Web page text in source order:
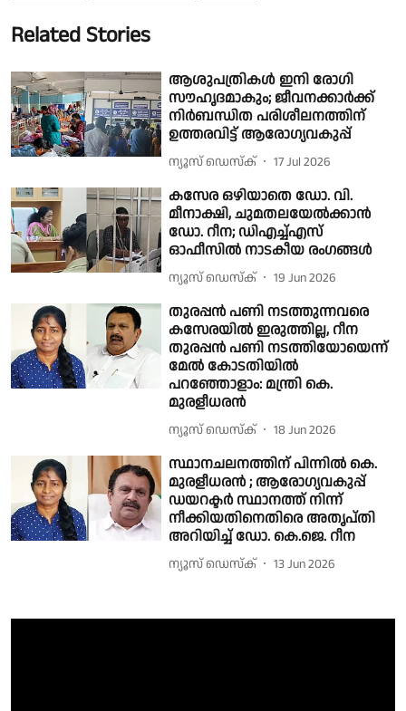
Related Stories
ആശുപത്രികൾ ഇനി രോഗി
സൗഹൃദമാകും; ജീവനക്കാർക്ക്
നിർബന്ധിത പരിശീലനത്തിന്
ഉത്തരവിട്ട് ആരോഗ്യവകുപ്പ്
ന്യൂസ് ഡെസ്ക് 17 Jul 2026
കസേര ഒഴിയാതെ ഡോ. വി.
മീനാക്ഷി, ചുമതലയേൽക്കാൻ
ഡോ. റീന; ഡിഎച്ച്എസ്
ഓഫീസിൽ നാടകീയ രംഗങ്ങൾ
ന്യൂസ് ഡെസ്ക് 19 Jun 2026
തുരപ്പൻ പണി നടത്തുന്നവരെ
കസേരയിൽ ഇരുത്തില്ല, റീന
തുരപ്പൻ പണി നടത്തിയോയെന്ന്
മേൽ കോടതിയിൽ
പറഞ്ഞോളാം: മന്ത്രി കെ.
മുരളീധരൻ
ന്യൂസ് ഡെസ്ക് 18 Jun 2026
സ്ഥാനചലനത്തിന് പിന്നിൽ കെ.
മുരളീധരൻ ; ആരോഗ്യവകുപ്പ്
ഡയറക്ടർ സ്ഥാനത്ത് നിന്ന്
നീക്കിയതിനെതിരെ അതൃപ്തി
അറിയിച്ച് ഡോ. കെ.ജെ. റീന
ന്യൂസ് ഡെസ്ക് 13 Jun 2026